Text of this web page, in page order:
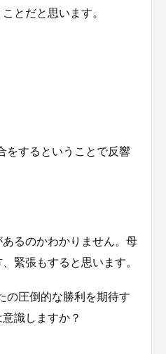
とだと思います。
をするということで反響
るのかわかりません。母
緊張もすると思います。
圧倒的な勝利を期待す
識しますか？